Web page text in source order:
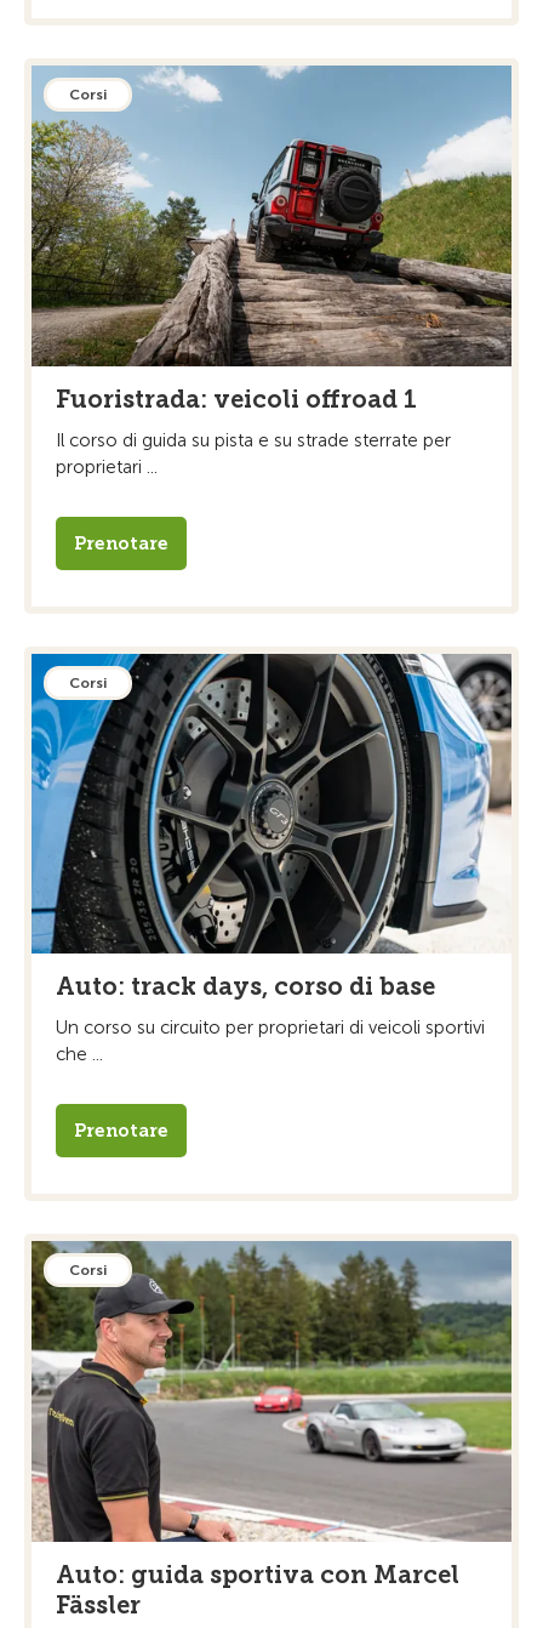
Corsi
Fuoristrada: veicoli offroad 1
Il corso di guida su pista e su strade sterrate per
proprietari ...
Prenotare
Corsi
Auto: track days, corso di base
Un corso su circuito per proprietari di veicoli sportivi
che ...
Prenotare
Corsi
Auto: guida sportiva con Marcel
Fässler